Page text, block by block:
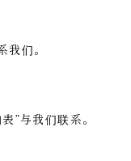
们。
”与我们联系。